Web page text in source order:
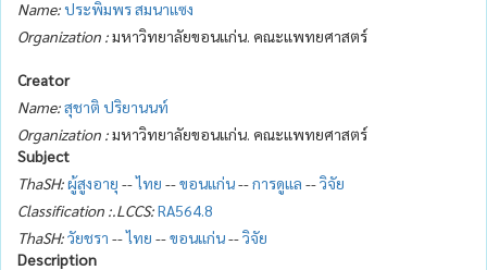
Name:ประพิมพร สมนาแซง
Organization :มหาวิทยาลัยขอนแก่น. คณะแพทยศาสตร์
Creator
Name:สุชาติ ปริยานนท์
Organization :มหาวิทยาลัยขอนแก่น. คณะแพทยศาสตร์
Subject
ThaSH:ผู้สูงอายุ --ไทย --ขอนแก่น--การดูแล --วิจัย
Classification :.LCCS:RA564.8
ThaSH:วัยชรา --ไทย --ขอนแก่น--วิจัย
Description